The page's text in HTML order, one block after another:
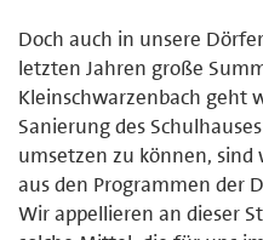
Doch auch in unsere
letzten Jahren große
Kleinschwarzenbach geht
Sanierung des
umsetzen zu können,
aus den Programmen der
Wir appellieren an dieser